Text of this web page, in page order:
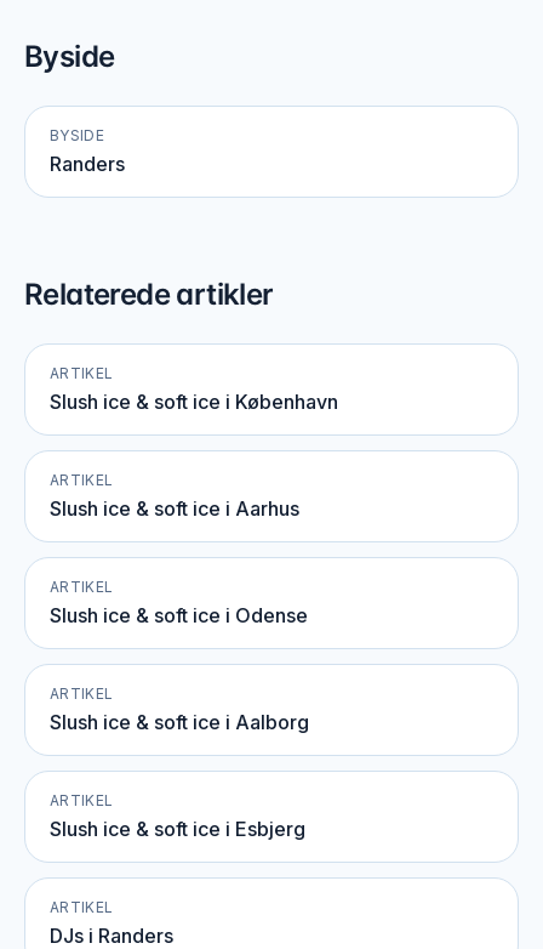
Byside
BYSIDE
Randers
Relaterede artikler
ARTIKEL
Slush ice & soft ice i København
ARTIKEL
Slush ice & soft ice i Aarhus
ARTIKEL
Slush ice & soft ice i Odense
ARTIKEL
Slush ice & soft ice i Aalborg
ARTIKEL
Slush ice & soft ice i Esbjerg
ARTIKEL
DJs i Randers